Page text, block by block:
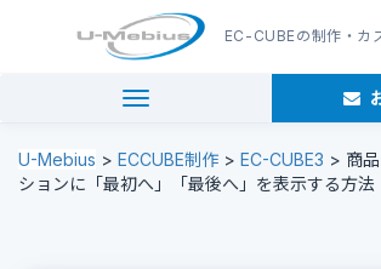
EC-CUBEの制作・カ
navigation
U-Mebius > ECCUBE制作 > EC-CUBE3 > 商
ションに「最初へ」「最後へ」を表示する方法